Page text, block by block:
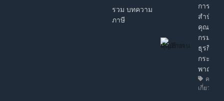
รวม บทความ
ภาษี
การรับร
สำนักง
คุณภาพ
กรมพัฒ
ธุรกิจก
กระทรว
พาณิชย์
ความ
เกี่ยวกับธุ